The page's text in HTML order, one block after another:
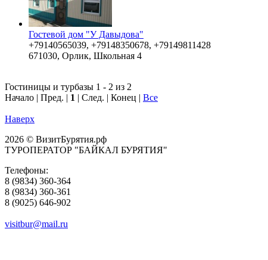
Гостевой дом "У Давыдова"
+79140565039, +79148350678, +79149811428
671030, Орлик, Школьная 4
Гостиницы и турбазы 1 - 2 из 2
Начало | Пред. | 1 | След. | Конец | Все
Наверх
2026 © ВизитБурятия.рф
ТУРОПЕРАТОР "БАЙКАЛ БУРЯТИЯ"
Телефоны:
8 (9834) 360-364
8 (9834) 360-361
8 (9025) 646-902
visitbur@mail.ru